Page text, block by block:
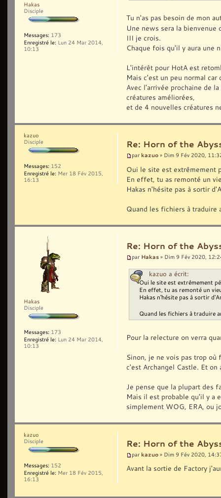
Tu n'as pas besoin de mon
Une news sera la
III je crois.
Chaque fois qu'il y aura une
L'intérêt pour HotA est
Mais c'est un peu normal
Avec l'arrivée prochaine de
créatures améliorées,
et de 4 nouvelles créatures
Hakas
Disciple
Messages: 173
Enregistré le: Lun 24 Mar 2014,
10:13
Re: Horn of the
par kazuo » Dim 9 Fév 2020,
Oui le site est extrêmement
En effet, tu as remonté un
Hakas n'hésite pas à sortir
Quand les fichiers à traduire
kazuo
Disciple
Messages: 152
Enregistré le: Mer 18 Fév 2015,
16:13
Re: Horn of the
par Hakas » Dim 9 Fév 2020,
kazuo a écrit:
Oui le site est extrêmement
En effet, tu as remonté un
Hakas n'hésite pas à sortir
Quand les fichiers à traduire
Pour la relecture on verra
Sinon, je ne vois pas trop
c'est Archangel Castle. Et
Je pense que la plupart des
Mais il est probable qu'il y a
simplement WOG, ERA, ou
Hakas
Disciple
Messages: 173
Enregistré le: Lun 24 Mar 2014,
10:13
Re: Horn of the
par kazuo » Dim 9 Fév 2020,
Avant la sortie de Factory
kazuo
Disciple
Messages: 152
Enregistré le: Mer 18 Fév 2015,
16:13